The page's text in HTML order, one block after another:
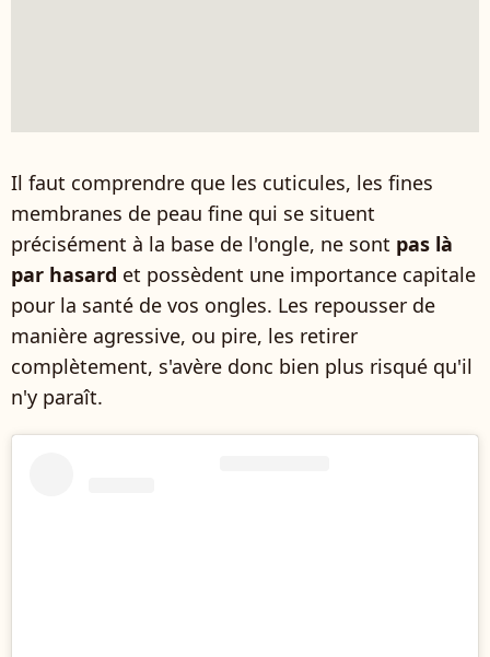
Il faut comprendre que les cuticules, les fines
membranes de peau fine qui se situent
précisément à la base de l'ongle, ne sont pas là
par hasard et possèdent une importance capitale
pour la santé de vos ongles. Les repousser de
manière agressive, ou pire, les retirer
complètement, s'avère donc bien plus risqué qu'il
n'y paraît.